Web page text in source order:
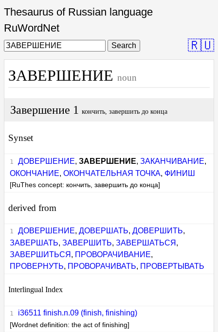
Thesaurus of Russian language
RuWordNet
Search 🇷🇺
ЗАВЕРШЕНИЕ noun
Завершение 1 кончить, завершить до конца
Synset
ДОВЕРШЕНИЕ, ЗАВЕРШЕНИЕ, ЗАКАНЧИВАНИЕ,
ОКОНЧАНИЕ,ОКОНЧАТЕЛЬНАЯ ТОЧКА, ФИНИШ
[RuThes concept: кончить, завершить до конца]
derived from
ДОВЕРШЕНИЕ, ДОВЕРШАТЬ, ДОВЕРШИТЬ,
ЗАВЕРШАТЬ,ЗАВЕРШИТЬ,ЗАВЕРШАТЬСЯ ,
ЗАВЕРШИТЬСЯ , ПРОВОРАЧИВАНИЕ,
ПРОВЕРНУТЬ, ПРОВОРАЧИВАТЬ, ПРОВЕРТЫВАТЬ
Interlingual Index
i36511 finish.n.09 (finish, finishing)
[Wordnet definition: the act of finishing]